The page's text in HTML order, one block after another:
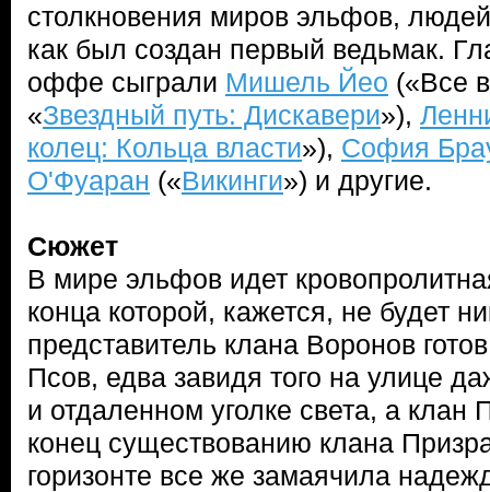
столкновения миров эльфов,
как был создан первый ведьмак.
оффе сыграли Мишель Йео («Все
«Звездный путь: Дискавери»),
колец: Кольца власти»), София
О'Фуаран («Викинги») и другие.
Сюжет
В мире эльфов идет
конца которой, кажется, не будет
представитель клана Воронов
Псов, едва завидя того на улице
и отдаленном уголке света, а клан
конец существованию клана
горизонте все же замаячила